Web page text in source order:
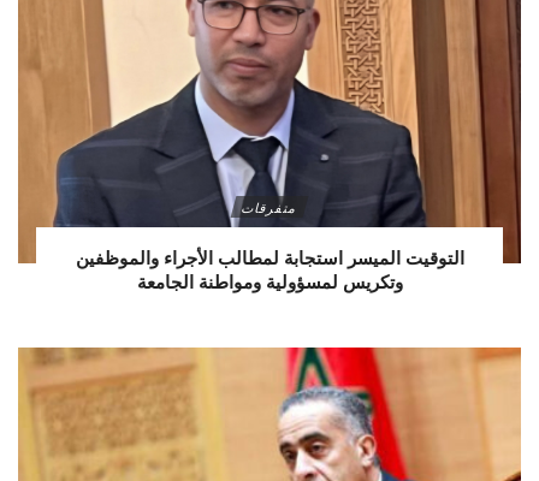
متفرقات
التوقيت الميسر استجابة لمطالب الأجراء والموظفين
وتكريس لمسؤولية ومواطنة الجامعة